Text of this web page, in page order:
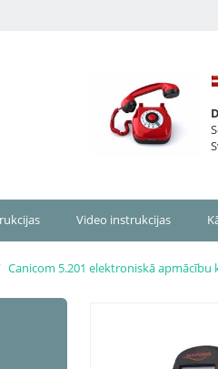
Video instrukcijas
Canicom 5.201 elektroniskā apmācību